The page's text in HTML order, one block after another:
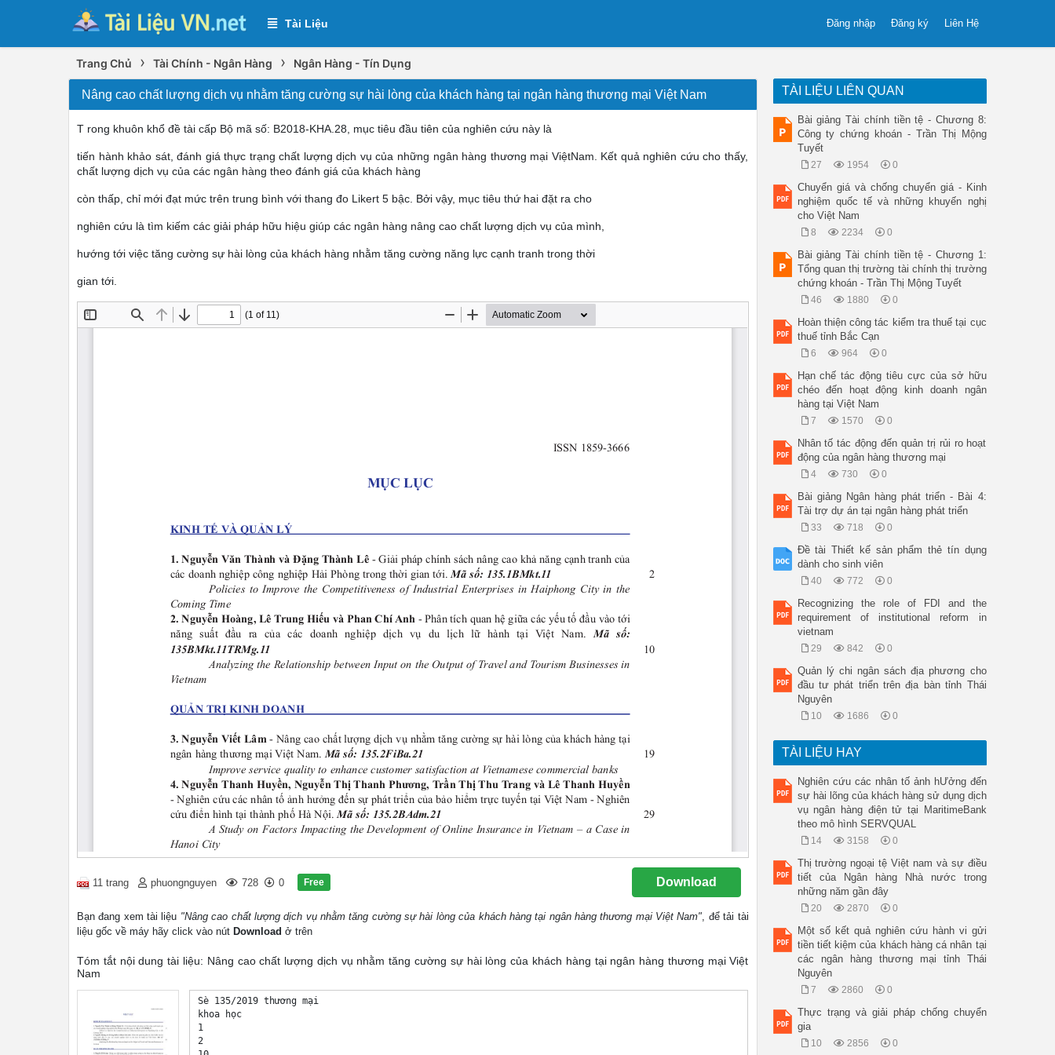
Tài Liệu Liên Hệ
Đăng ký
Đăng nhập
Trang Chủ › Tài Chính - Ngân Hàng › Ngân Hàng - Tín Dụng
Nâng cao chất lượng dịch vụ nhằm tăng cường sự hài lòng của khách hàng tại ngân hàng thương mại Việt Nam
T rong khuôn khổ đề tài cấp Bộ mã số: B2018-KHA.28, mục tiêu đầu tiên của nghiên cứu này là
tiến hành khảo sát, đánh giá thực trạng chất lượng dịch vụ của những ngân hàng thương mại ViệtNam. Kết quả nghiên cứu cho thấy,
chất lượng dịch vụ của các ngân hàng theo đánh giá của khách hàng
còn thấp, chỉ mới đạt mức trên trung bình với thang đo Likert 5 bậc. Bởi vậy, mục tiêu thứ hai đặt ra cho
nghiên cứu là tìm kiếm các giải pháp hữu hiệu giúp các ngân hàng nâng cao chất lượng dịch vụ của mình,
hướng tới việc tăng cường sự hài lòng của khách hàng nhằm tăng cường năng lực cạnh tranh trong thời
gian tới.
11 trang phuongnguyen 728 0 Free Download
Bạn đang xem tài liệu "Nâng cao chất lượng dịch vụ nhằm tăng cường sự hài lòng của khách hàng tại ngân hàng thương mại Việt Nam", để tải tài
liệu gốc về máy hãy click vào nút Download ở trên
Tóm tắt nội dung tài liệu: Nâng cao chất lượng dịch vụ nhằm tăng cường sự hài lòng của khách hàng tại ngân hàng thương mại Việt
Nam
Sè 135/2019 thương mại
khoa học
1
2
TÀI LIỆU LIÊN QUAN
Bài giảng Tài chính tiền tệ - Chương 8:
Công ty chứng khoán - Trần Thị Mộng
Tuyết
27 1954 0
Chuyển giá và chống chuyển giá - Kinh
nghiệm quốc tế và những khuyến nghị
cho Việt Nam
8 2234 0
Bài giảng Tài chính tiền tệ - Chương 1:
Tổng quan thị trường tài chính thị trường
chứng khoán - Trần Thị Mộng Tuyết
46 1880 0
Hoàn thiện công tác kiểm tra thuế tại cục
thuế tỉnh Bắc Cạn
6 964 0
Hạn chế tác động tiêu cực của sở hữu
chéo đến hoạt động kinh doanh ngân
hàng tại Việt Nam
7 1570 0
Nhân tố tác động đến quản trị rủi ro hoạt
động của ngân hàng thương mại
4 730 0
Bài giảng Ngân hàng phát triển - Bài 4:
Tài trợ dự án tại ngân hàng phát triển
33 718 0
Đề tài Thiết kế sản phẩm thẻ tín dụng
dành cho sinh viên
40 772 0
Recognizing the role of FDI and the
requirement of institutional reform in
vietnam
29 842 0
Quản lý chi ngân sách địa phương cho
đầu tư phát triển trên địa bàn tỉnh Thái
Nguyên
10 1686 0
TÀI LIỆU HAY
Nghiên cứu các nhân tố ảnh hƯởng đến
sự hài lõng của khách hàng sử dụng dịch
vụ ngân hàng điện tử tại MaritimeBank
theo mô hình SERVQUAL
14 3158 0
Thị trường ngoại tệ Việt nam và sự điều
tiết của Ngân hàng Nhà nước trong
những năm gần đây
20 2870 0
Một số kết quả nghiên cứu hành vi gửi
tiền tiết kiệm của khách hàng cá nhân tại
các ngân hàng thương mại tỉnh Thái
Nguyên
7 2860 0
Thực trạng và giải pháp chống chuyển
gia
10 2856 0